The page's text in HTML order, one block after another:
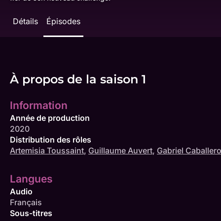
Détails Épisodes
À propos de la saison 1
Information
Année de production
2020
Distribution des rôles
Artemisia Toussaint, Guillaume Auvert, Gabriel Caballero
Langues
Audio
Français
Sous-titres